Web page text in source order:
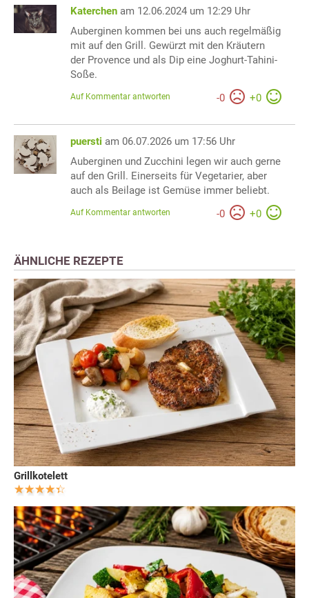
Katerchen am 12.06.2024 um 12:29 Uhr
Auberginen kommen bei uns auch regelmäßig
mit auf den Grill. Gewürzt mit den Kräutern
der Provence und als Dip eine Joghurt-Tahini-
Soße.
-0 +0
Auf Kommentar antworten
puersti am 06.07.2026 um 17:56 Uhr
Auberginen und Zucchini legen wir auch gerne
auf den Grill. Einerseits für Vegetarier, aber
auch als Beilage ist Gemüse immer beliebt.
-0 +0
Auf Kommentar antworten
ÄHNLICHE REZEPTE
Grillkotelett